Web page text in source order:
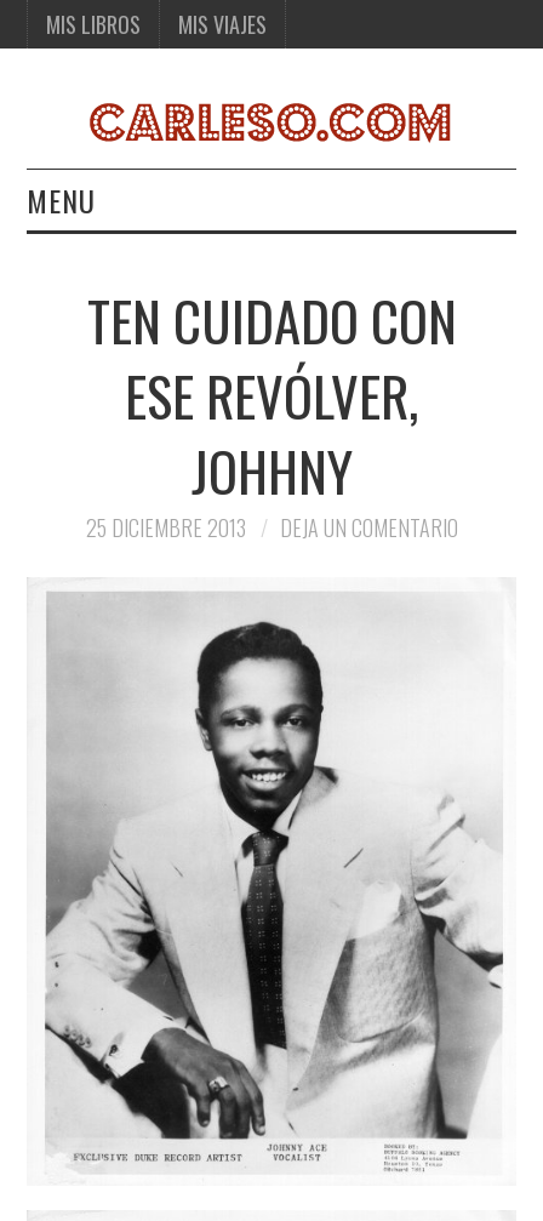
MIS LIBROS MIS VIAJES
MENU
MIS VIAJES
TEN CUIDADO CON
ESE REVÓLVER,
JOHHNY
25 DICIEMBRE 2013 DEJA UN COMENTARIO